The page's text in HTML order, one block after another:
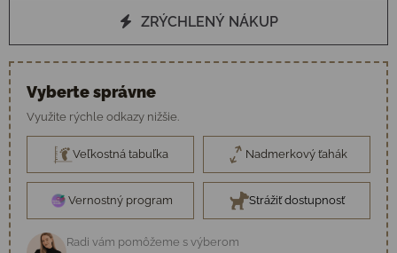
ZRÝCHLENÝ NÁKUP
Vyberte správne
Využite rýchle odkazy nižšie.
Veľkostná tabuľka Nadmerkový ťahák
Vernostný program Strážiť dostupnosť
Radi vám pomôžeme s výberom